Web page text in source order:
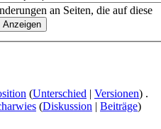
an Seiten, die auf diese
‎ (Unterschied | Versionen) .
(Diskussion | Beiträge)